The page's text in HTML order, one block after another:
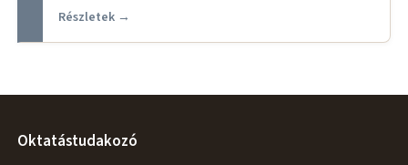
Részletek →
Oktatástudakozó